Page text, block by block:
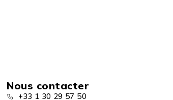
Nous contacter
+33 1 30 29 57 50